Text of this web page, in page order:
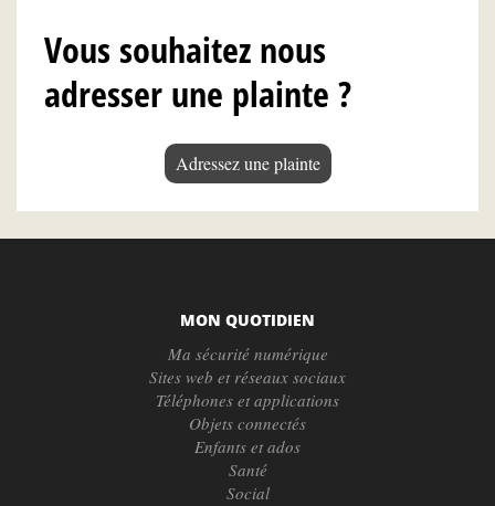
Vous souhaitez nous
adresser une plainte ?
Adressez une plainte
MON QUOTIDIEN
Ma sécurité numérique
Sites web et réseaux sociaux
Téléphones et applications
Objets connectés
Enfants et ados
Santé
Social